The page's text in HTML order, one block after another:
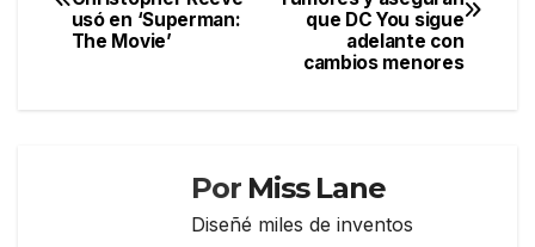
o
m
de
que DC You sigue
adelante con
cambios menores
usó en ‘Superman:
The Movie’
Por Miss Lane
Diseñé miles de inventos